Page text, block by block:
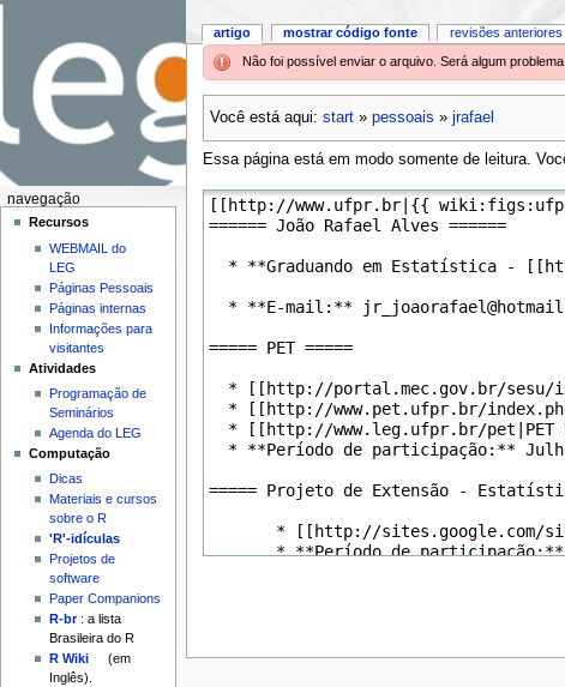
Não foi possível enviar o arquivo. Será algum
Você está aqui: start» pessoais » jrafael
Essa página está em modo somente de leitura.
artigo mostrar código fonte revisões anteriores
navegação
Recursos
WEBMAIL do
LEG
Páginas Pessoais
Páginas internas
Informações para
visitantes
Atividades
Programação de
Seminários
Agenda do LEG
Computação
Dicas
Materiais e cursos
sobre o R
'R'-idículas
Projetos de
software
Paper Companions
R-br: a lista
Brasileira do R
R Wiki
(em
Inglês).